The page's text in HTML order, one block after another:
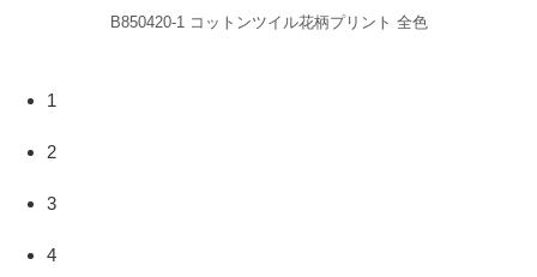
B850420-1 コットンツイル花柄プリント 全色
1
2
3
4